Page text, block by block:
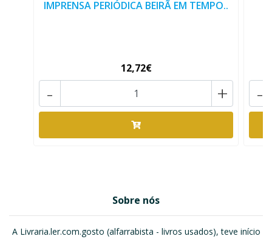
IMPRENSA PERIÓDICA BEIRÃ EM TEMPO..
12,72€
+
- -
Sobre nós
A Livraria.ler.com.gosto (alfarrabista - livros usados), teve início